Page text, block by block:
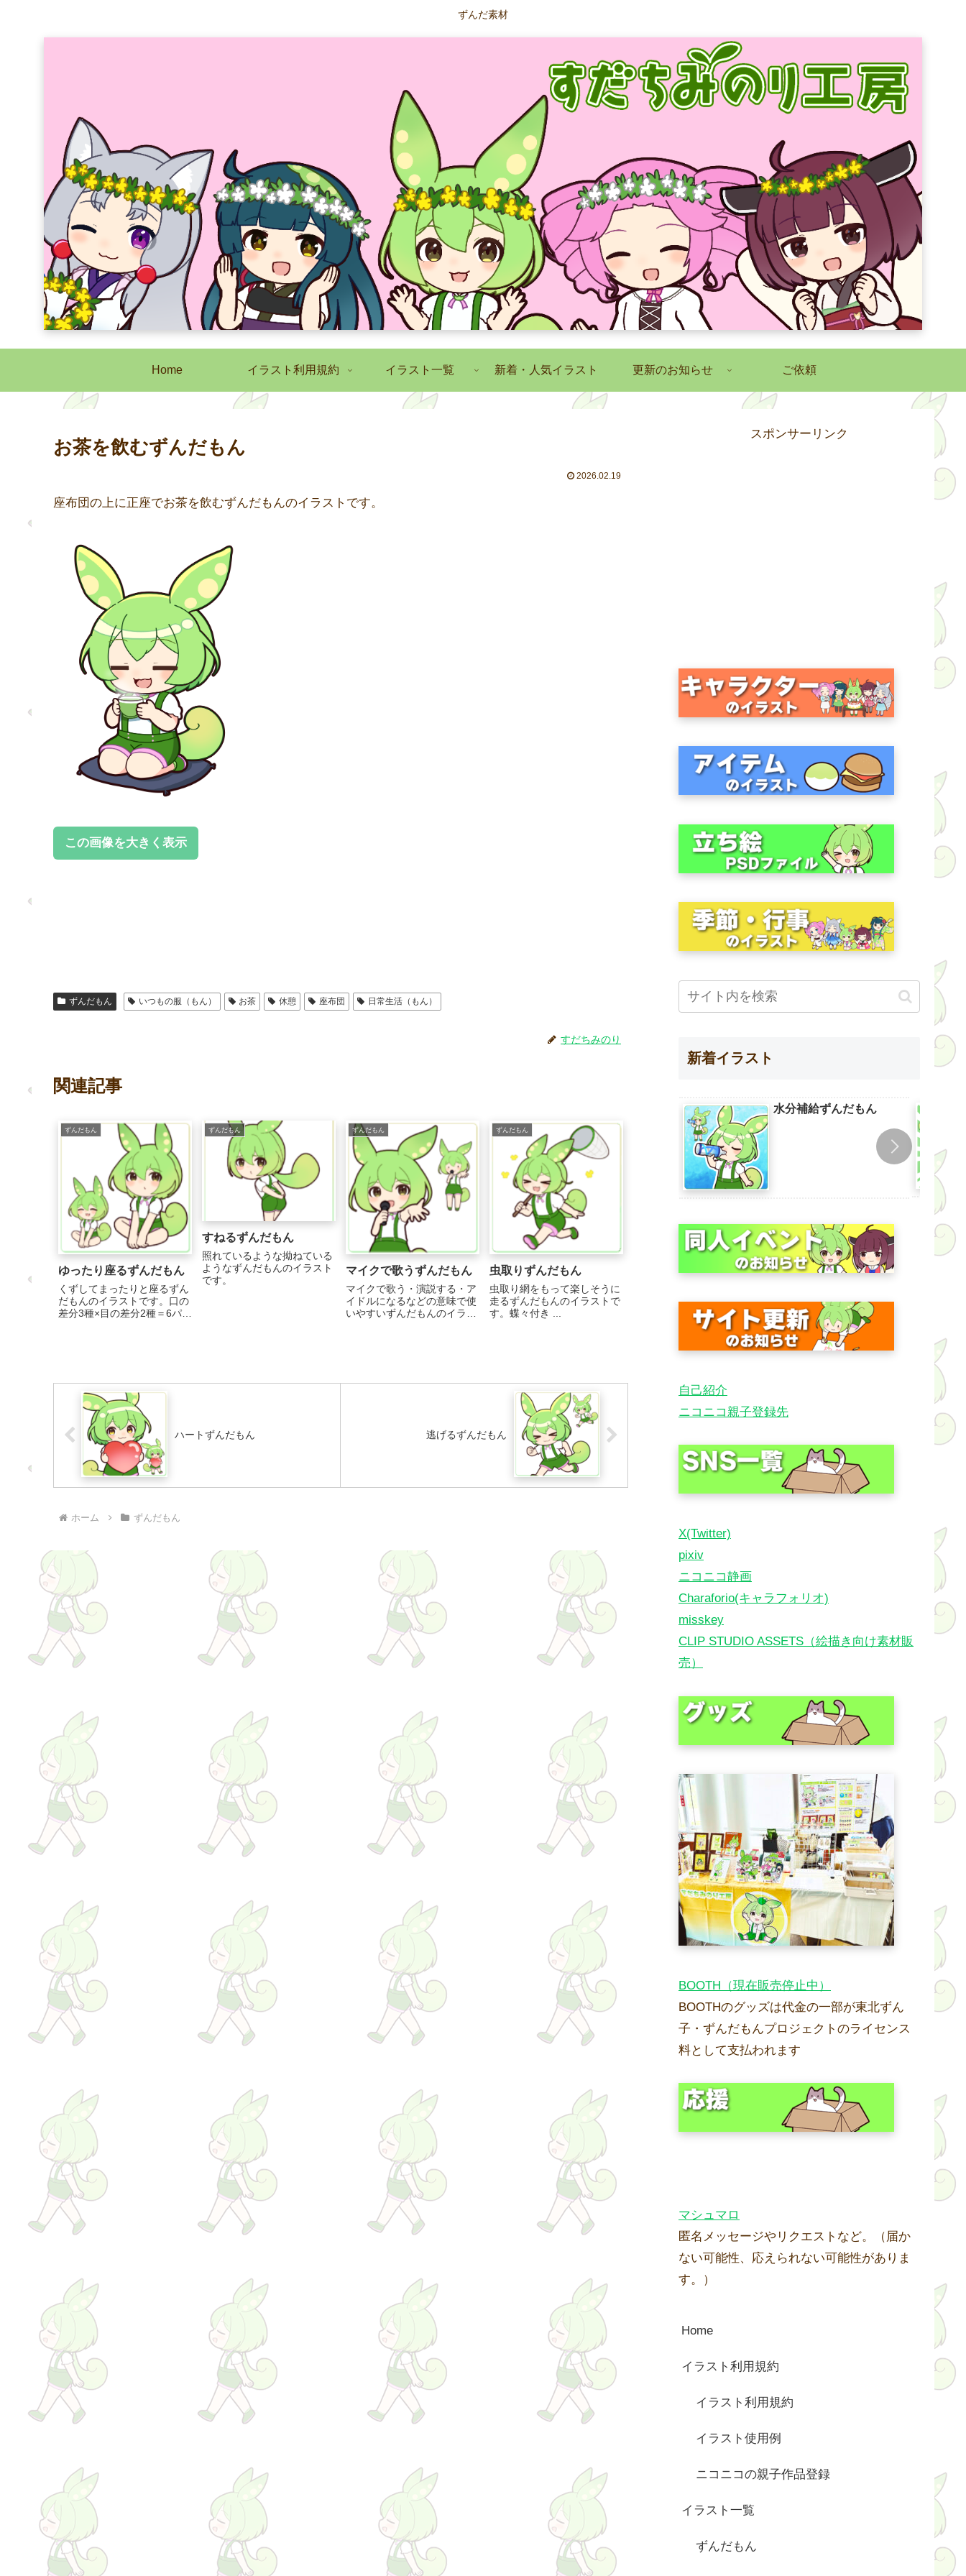
ずんだ素材
Home イラスト利用規約 イラスト一覧 新着・人気イラスト 更新のお知らせ ご依頼
お茶を飲むずんだもん
2026.02.19
座布団の上に正座でお茶を飲むずんだもんのイラストです。
この画像を大きく表示
ずんだもん いつもの服（もん） お茶 休憩 座布団 日常生活（もん）
すだちみのり
関連記事
ずんだもん
ゆったり座るずんだもん
くずしてまったりと座るずん
だもんのイラストです。口の
差分3種×目の差分2種＝6パタ
ずんだもん
すねるずんだもん
照れているような拗ねている
ようなずんだもんのイラスト
です。
ずんだもん
マイクで歌うずんだもん
マイクで歌う・演説する・ア
イドルになるなどの意味で使
いやすいずんだもんのイラス
ずんだもん
虫取りずんだもん
虫取り網をもって楽しそうに
走るずんだもんのイラストで
す。蝶々付き ...
ハートずんだもん 逃げるずんだもん
ホーム ずんだもん
スポンサーリンク
新着イラスト
水分補給ずんだもん
自己紹介
ニコニコ親子登録先
X(Twitter)
pixiv
ニコニコ静画
Charaforio(キャラフォリオ)
misskey
CLIP STUDIO ASSETS（絵描き向け素材販
売）
BOOTH（現在販売停止中）
BOOTHのグッズは代金の一部が東北ずん
子・ずんだもんプロジェクトのライセンス
料として支払われます
マシュマロ
匿名メッセージやリクエストなど。（届か
ない可能性、応えられない可能性がありま
す。）
Home
イラスト利用規約
イラスト利用規約
イラスト使用例
ニコニコの親子作品登録
イラスト一覧
ずんだもん